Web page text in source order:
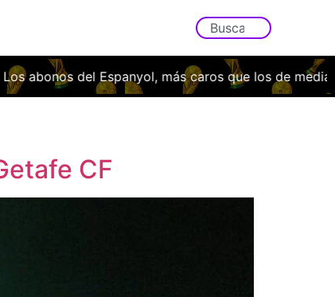
del Espanyol, más caros que los de media
CF